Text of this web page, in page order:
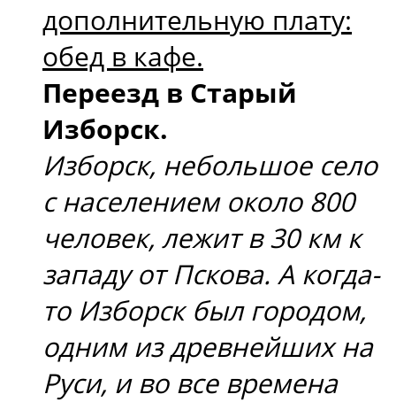
дополнительную плату:
обед в кафе.
Переезд в Старый
Изборск.
Изборск, небольшое село
с населением около 800
человек, лежит в 30 км к
западу от Пскова. А когда-
то Изборск был городом,
одним из древнейших на
Руси, и во все времена